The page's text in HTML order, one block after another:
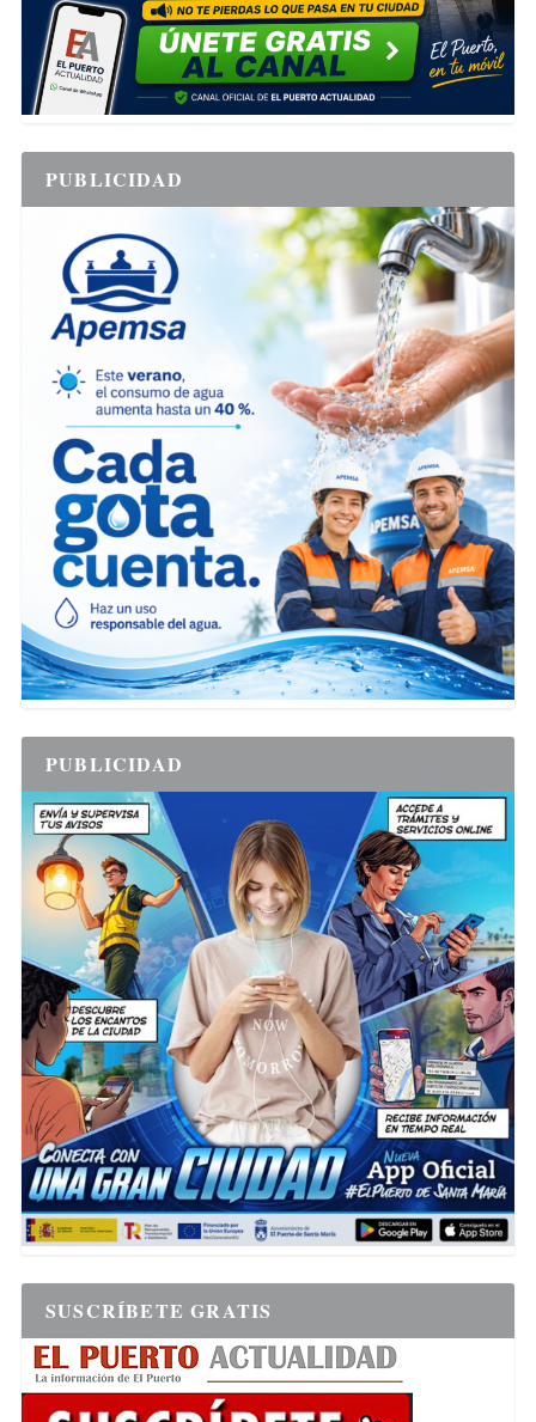
PUBLICIDAD
PUBLICIDAD
SUSCRÍBETE GRATIS